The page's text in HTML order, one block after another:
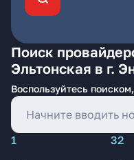
Поиск
Эльтонская в г.
Воспользуйтесь
1 32